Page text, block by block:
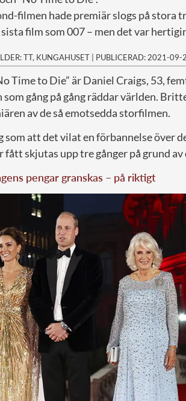
filmen hade premiär slogs på stora
film som 007 – men det var
TT, KUNGAHUSET | PUBLICERAD: 2021-09-
Time to Die” är Daniel Craigs, 53,
gång på gång räddar världen.
av de så emotsedda storfilmen.
som att det vilat en förbannelse över
fått skjutas upp tre gånger på grund
pengar granskas – på riktigt